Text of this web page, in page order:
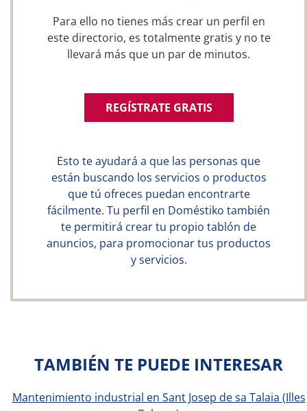
Para ello no tienes más crear un perfil en
este directorio, es totalmente gratis y no te
llevará más que un par de minutos.
REGÍSTRATE GRATIS
Esto te ayudará a que las personas que
están buscando los servicios o productos
que tú ofreces puedan encontrarte
fácilmente. Tu perfil en Doméstiko también
te permitirá crear tu propio tablón de
anuncios, para promocionar tus productos
y servicios.
TAMBIÉN TE PUEDE INTERESAR
Mantenimiento industrial en Sant Josep de sa Talaia (Illes